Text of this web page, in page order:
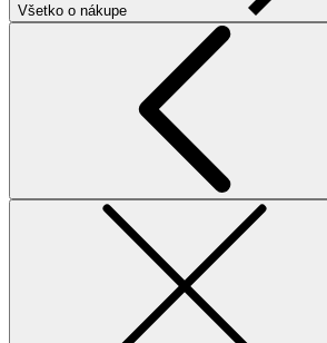
Všetko o nákupe